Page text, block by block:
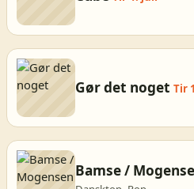
Gør det noget Tir
Bamse /